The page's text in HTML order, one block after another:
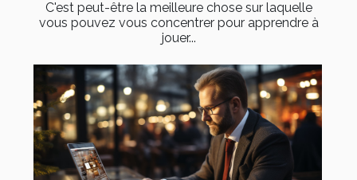
C'est peut-être la meilleure chose sur laquelle
vous pouvez vous concentrer pour apprendre à
jouer...